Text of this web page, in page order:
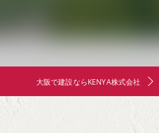
大阪で建設ならKENYA株式会社